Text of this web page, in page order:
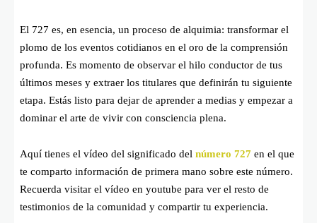
El 727 es, en esencia, un proceso de alquimia: transformar el
plomo de los eventos cotidianos en el oro de la comprensión
profunda. Es momento de observar el hilo conductor de tus
últimos meses y extraer los titulares que definirán tu siguiente
etapa. Estás listo para dejar de aprender a medias y empezar a
dominar el arte de vivir con consciencia plena.
Aquí tienes el vídeo del significado del número 727 en el que
te comparto información de primera mano sobre este número.
Recuerda visitar el vídeo en youtube para ver el resto de
testimonios de la comunidad y compartir tu experiencia.